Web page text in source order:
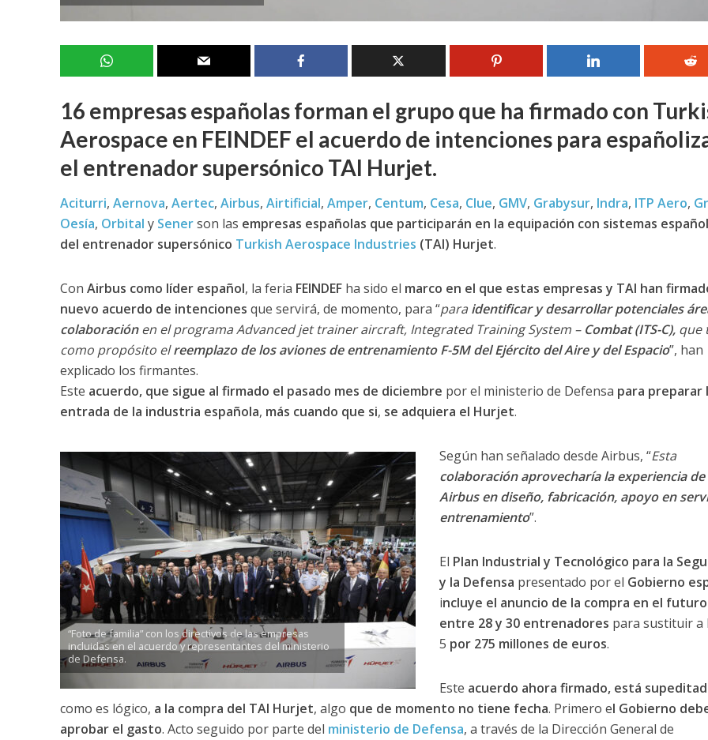
16 empresas españolas forman el grupo que ha firmado con
Aerospace en FEINDEF el acuerdo de intenciones para
el entrenador supersónico TAI Hurjet.
Aciturri, Aernova, Aertec, Airbus, Airtificial, Amper, Centum, Cesa, Clue, GMV, Grabysur, Indra, ITP Aero,
Oesía, Orbital y Senerson las empresas españolas que participarán en la equipación con sistemas
del entrenador supersónico Turkish Aerospace Industries (TAI) Hurjet.
Con Airbus como líder español, la feria FEINDEFha sido el marco en el que estas empresas y TAI han
nuevo acuerdo de intenciones que servirá, de momento, para “paraidentificar y desarrollar potenciales
colaboraciónen el programa Advanced jet trainer aircraft, Integrated Training System – Combat (ITS-C),que
como propósito elreemplazo de los aviones de entrenamiento F-5M del Ejército del Aire y del Espacio”, han
explicado los firmantes.
Este acuerdo, que sigue al firmado el pasado mes de diciembre por el ministerio de Defensa para preparar
entrada de la industria española, más cuando que si, se adquiera el Hurjet.
“Foto de familia” con los directivos de las empresas
incluidas en el acuerdo y representantes del ministerio
de Defensa.
Según han señalado desde Airbus, “Esta
colaboración aprovecharía la experiencia de
Airbus en diseño, fabricación, apoyo en
entrenamiento”.
El Plan Industrial y Tecnológico para la
y la Defensa presentado por el Gobierno
incluye el anuncio de la compra en el
entre 28 y 30 entrenadores para sustituir a
5 por 275 millones de euros.
Este acuerdo ahora firmado, está
como es lógico, a la compra del TAI Hurjet, algo que de momento no tiene fecha. Primero el Gobierno
aprobar el gasto. Acto seguido por parte del ministerio de Defensa, a través de la Dirección General de